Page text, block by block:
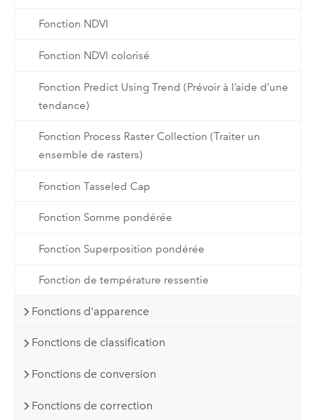
Fonction NDVI
Fonction NDVI colorisé
Fonction Predict Using Trend (Prévoir à l’aide d’une
tendance)
Fonction Process Raster Collection (Traiter un
ensemble de rasters)
Fonction Tasseled Cap
Fonction Somme pondérée
Fonction Superposition pondérée
Fonction de température ressentie
Fonctions d'apparence
Fonctions de classification
Fonctions de conversion
Fonctions de correction